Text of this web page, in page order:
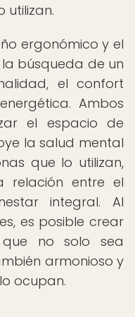
utilizan.
ergonómico y el
la búsqueda de un
el confort
Ambos
el espacio de
la salud mental
que lo utilizan,
relación entre el
integral. Al
es posible crear
no solo sea
armonioso y
ocupan.